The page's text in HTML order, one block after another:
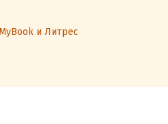
и Литрес